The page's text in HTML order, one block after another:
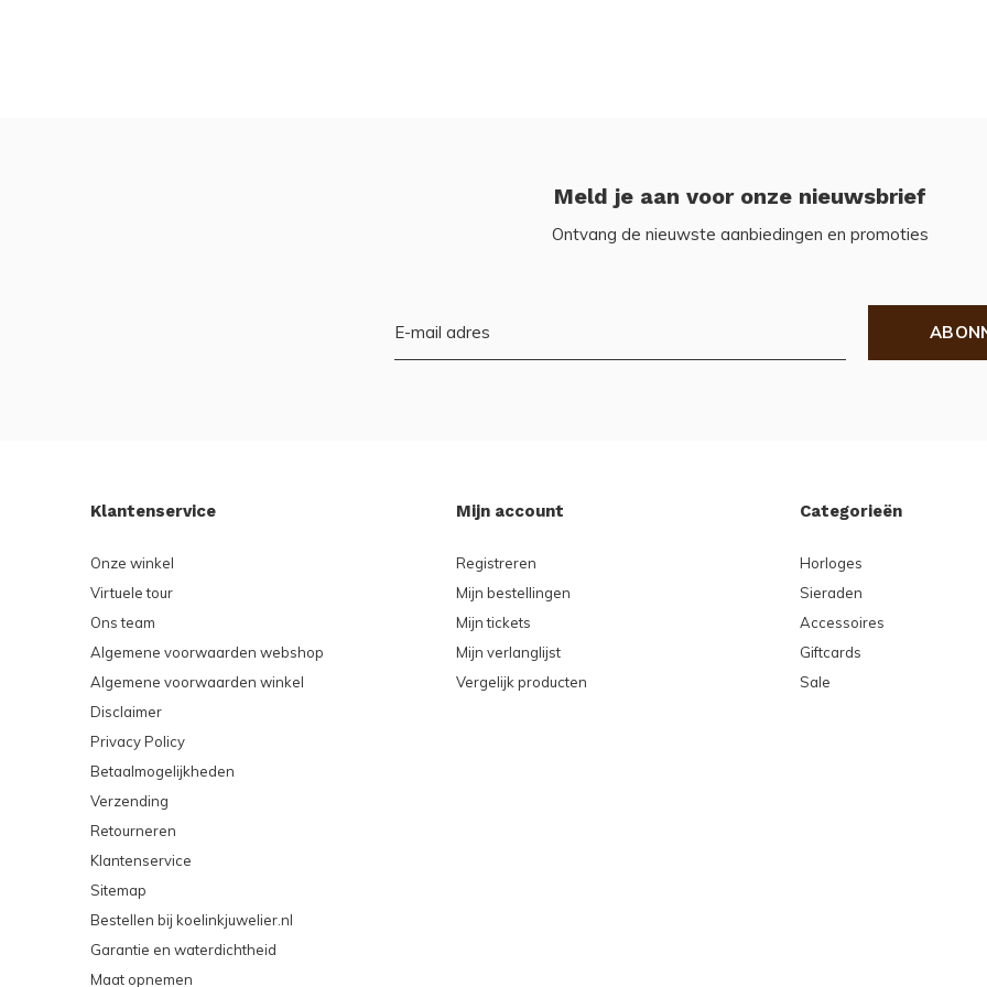
Meld je aan voor onze nieuwsbrief
Ontvang de nieuwste aanbiedingen en promoties
Klantenservice
Onze winkel
Virtuele tour
Ons team
Algemene voorwaarden webshop
Algemene voorwaarden winkel
Disclaimer
Privacy Policy
Betaalmogelijkheden
Verzending
Retourneren
Klantenservice
Sitemap
Bestellen bij koelinkjuwelier.nl
Garantie en waterdichtheid
Maat opnemen
Mijn account
Registreren
Mijn bestellingen
Mijn tickets
Mijn verlanglijst
Vergelijk producten
Categorieën
Horloges
Sieraden
Accessoires
Giftcards
Sale